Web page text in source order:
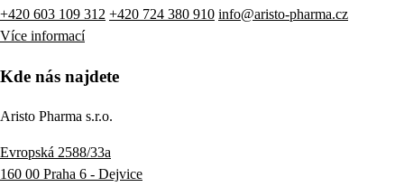
+420 603 109 312 +420 724 380 910 info@aristo-pharma.cz
Více informací
Kde nás najdete
Aristo Pharma s.r.o.
Evropská 2588/33a
160 00 Praha 6 - Dejvice